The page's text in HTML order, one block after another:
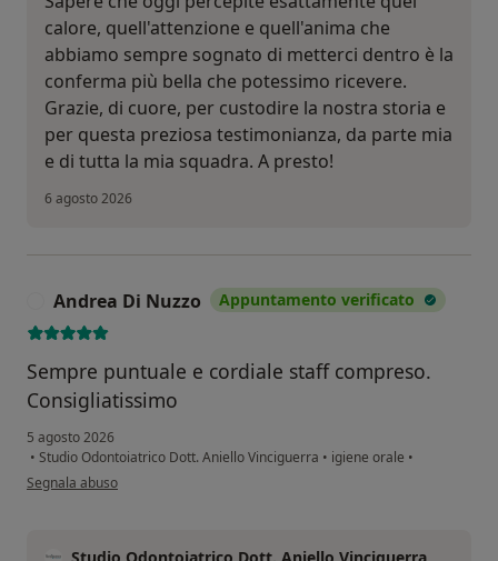
calore, quell'attenzione e quell'anima che
abbiamo sempre sognato di metterci dentro è la
conferma più bella che potessimo ricevere.
Grazie, di cuore, per custodire la nostra storia e
per questa preziosa testimonianza, da parte mia
e di tutta la mia squadra. A presto!
6 agosto 2026
Andrea Di Nuzzo Appuntamento verificato
Sempre puntuale e cordiale staff compreso.
Consigliatissimo
5 agosto 2026
• Studio Odontoiatrico Dott. Aniello Vinciguerra • igiene orale •
secondo l'opinione dell'utente Andrea Di Nuzzo
Segnala abuso